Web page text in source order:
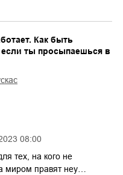
08:00
Как быть
ты просыпаешься в
тех, на кого не
миром правят неу…